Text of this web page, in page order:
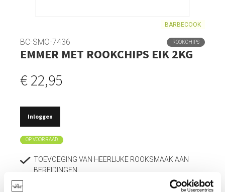
BARBECOOK
BC-SMO-7436 ROOKCHIPS
EMMER MET ROOKCHIPS EIK 2KG
€ 22,95
Inloggen
OP VOORRAAD
TOEVOEGING VAN HEERLIJKE ROOKSMAAK AAN
BEREIDINGEN.
ALLROUNDER, IETS MEER UITGESPROKEN VAN